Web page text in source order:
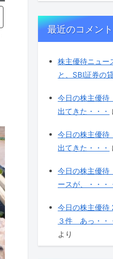
最近のコメント
株主優待ニュ
と、SBI証券の
今日の株主優
出てきた・・・
今日の株主優
出てきた・・・
今日の株主優
ースが、・・・
今日の株主優
３件 あっ・・
より